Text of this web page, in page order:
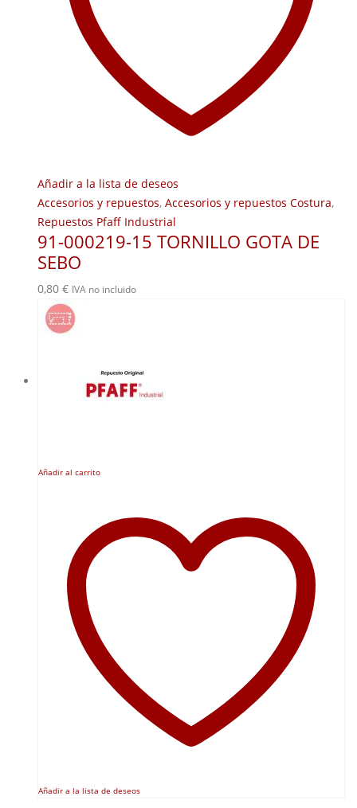
Añadir a la lista de deseos
Accesorios y repuestos, Accesorios y repuestos Costura,
Repuestos Pfaff Industrial
91-000219-15 TORNILLO GOTA DE
SEBO
0,80 € IVA no incluido
Añadir al carrito
Añadir a la lista de deseos